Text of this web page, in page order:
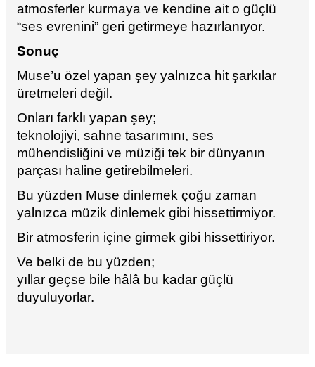
atmosferler kurmaya ve kendine ait o güçlü
“ses evrenini” geri getirmeye hazırlanıyor.
Sonuç
Muse’u özel yapan şey yalnızca hit şarkılar
üretmeleri değil.
Onları farklı yapan şey;
teknolojiyi, sahne tasarımını, ses
mühendisliğini ve müziği tek bir dünyanın
parçası haline getirebilmeleri.
Bu yüzden Muse dinlemek çoğu zaman
yalnızca müzik dinlemek gibi hissettirmiyor.
Bir atmosferin içine girmek gibi hissettiriyor.
Ve belki de bu yüzden;
yıllar geçse bile hâlâ bu kadar güçlü
duyuluyorlar.